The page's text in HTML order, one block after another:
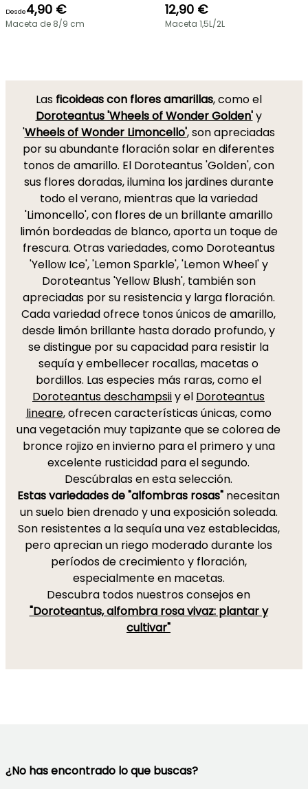
Desde4,90 €
Maceta de 8/9 cm
12,90 €
Maceta 1,5L/2L
Las ficoideas con flores amarillas, como el
Doroteantus 'Wheels of Wonder Golden'y
'Wheels of Wonder Limoncello', son apreciadas
por su abundante floración solar en diferentes
tonos de amarillo. El Doroteantus 'Golden', con
sus flores doradas, ilumina los jardines durante
todo el verano, mientras que la variedad
'Limoncello', con flores de un brillante amarillo
limón bordeadas de blanco, aporta un toque de
frescura. Otras variedades, como Doroteantus
'Yellow Ice', 'Lemon Sparkle', 'Lemon Wheel' y
Doroteantus 'Yellow Blush', también son
apreciadas por su resistencia y larga floración.
Cada variedad ofrece tonos únicos de amarillo,
desde limón brillante hasta dorado profundo, y
se distingue por su capacidad para resistir la
sequía y embellecer rocallas, macetas o
bordillos. Las especies más raras, como el
Doroteantus deschampsiiy el Doroteantus
lineare, ofrecen características únicas, como
una vegetación muy tapizante que se colorea de
bronce rojizo en invierno para el primero y una
excelente rusticidad para el segundo.
Descúbralas en esta selección.
Estas variedades de "alfombras rosas" necesitan
un suelo bien drenado y una exposición soleada.
Son resistentes a la sequía una vez establecidas,
pero aprecian un riego moderado durante los
períodos de crecimiento y floración,
especialmente en macetas.
Descubra todos nuestros consejos en
"Doroteantus, alfombra rosa vivaz: plantar y
cultivar"
¿No has encontrado lo que buscas?